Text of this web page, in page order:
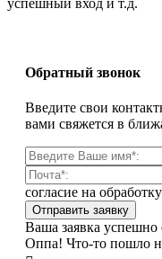
Обратный звонок
Введите свои
вами свяжется в
согласие на обработку
Ваша заявка успешно
Оппа! Что-то пошло